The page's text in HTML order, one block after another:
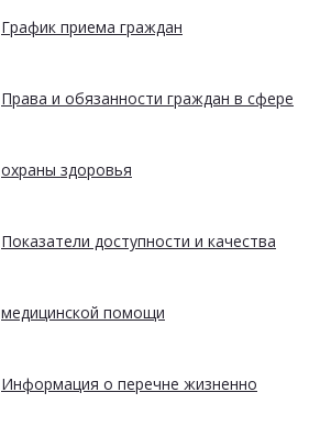
График приема граждан
Права и обязанности граждан в сфере
охраны здоровья
Показатели доступности и качества
медицинской помощи
Информация о перечне жизненно